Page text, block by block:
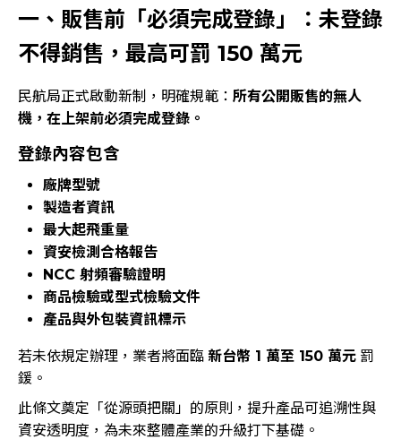
一、販售前「必須完成登錄」：未登錄
不得銷售，最高可罰 150 萬元
民航局正式啟動新制，明確規範： 所有公開販售的無人
機，在上架前必須完成登錄。
登錄內容包含
廠牌型號
製造者資訊
最大起飛重量
資安檢測合格報告
NCC 射頻審驗證明
商品檢驗或型式檢驗文件
產品與外包裝資訊標示
若未依規定辦理，業者將面臨 新台幣 1 萬至 150 萬元 罰
鍰。
此條文奠定「從源頭把關」的原則，提升產品可追溯性與
資安透明度，為未來整體產業的升級打下基礎。